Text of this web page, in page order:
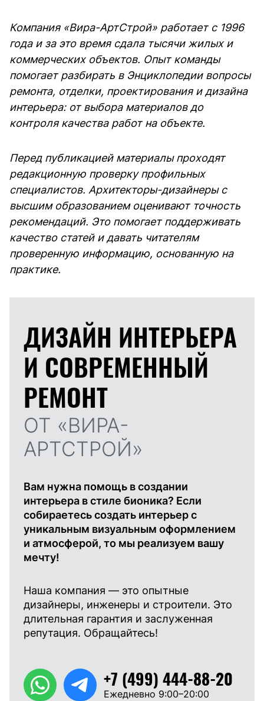
Компания «Вира-АртСтрой» работает с 1996
года и за это время сдала тысячи жилых и
коммерческих объектов. Опыт команды
помогает разбирать в Энциклопедии вопросы
ремонта, отделки, проектирования и дизайна
интерьера: от выбора материалов до
контроля качества работ на объекте.
Перед публикацией материалы проходят
редакционную проверку профильных
специалистов. Архитекторы-дизайнеры с
высшим образованием оценивают точность
рекомендаций. Это помогает поддерживать
качество статей и давать читателям
проверенную информацию, основанную на
практике.
ДИЗАЙН ИНТЕРЬЕРА
И СОВРЕМЕННЫЙ
РЕМОНТ
ОТ «ВИРА-
АРТСТРОЙ»
Вам нужна помощь в создании
интерьера в стиле бионика? Если
собираетесь создать интерьер с
уникальным визуальным оформлением
и атмосферой, то мы реализуем вашу
мечту!
Наша компания — это опытные
дизайнеры, инженеры и строители. Это
длительная гарантия и заслуженная
репутация. Обращайтесь!
+7 (499) 444-88-20
Ежедневно 9:00–20:00